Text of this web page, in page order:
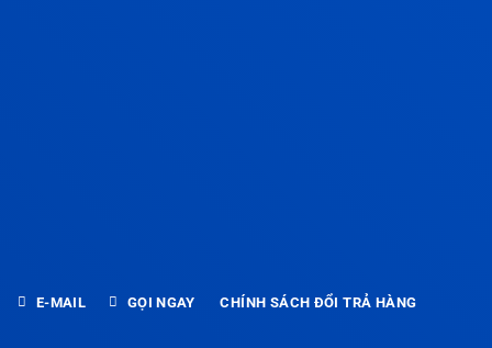
E-MAIL GỌI NGAY CHÍNH SÁCH ĐỔI TRẢ HÀNG